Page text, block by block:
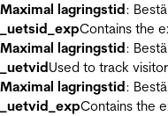
Maximal lagringstid:
_uetsid_expContains the
Maximal lagringstid:
_uetvidUsed to track
Maximal lagringstid:
_uetvid_expContains the